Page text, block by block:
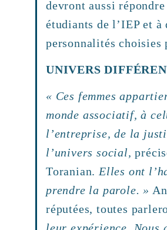
devront aussi répondre
étudiants de l’IEP et à
personnalités choisies
UNIVERS
« Ces femmes
monde associatif, à
l’entreprise, de la
l’univers social,
Toranian. Elles ont
prendre la parole. »
réputées, toutes